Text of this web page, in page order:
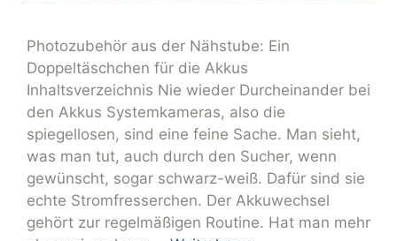
Photozubehör aus der Nähstube: Ein
Doppeltäschchen für die Akkus
Inhaltsverzeichnis Nie wieder Durcheinander bei
den Akkus Systemkameras, also die
spiegellosen, sind eine feine Sache. Man sieht,
was man tut, auch durch den Sucher, wenn
gewünscht, sogar schwarz-weiß. Dafür sind sie
echte Stromfresserchen. Der Akkuwechsel
gehört zur regelmäßigen Routine. Hat man mehr